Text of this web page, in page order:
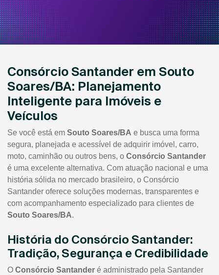
Consórcio Santander em Souto
Soares/BA: Planejamento
Inteligente para Imóveis e
Veículos
Se você está em Souto Soares/BA e busca uma forma
segura, planejada e acessível de adquirir imóvel, carro,
moto, caminhão ou outros bens, o Consórcio Santander
é uma excelente alternativa. Com atuação nacional e uma
história sólida no mercado brasileiro, o Consórcio
Santander oferece soluções modernas, transparentes e
com acompanhamento especializado para clientes de
Souto Soares/BA.
História do Consórcio Santander:
Tradição, Segurança e Credibilidade
O Consórcio Santander é administrado pela Santander